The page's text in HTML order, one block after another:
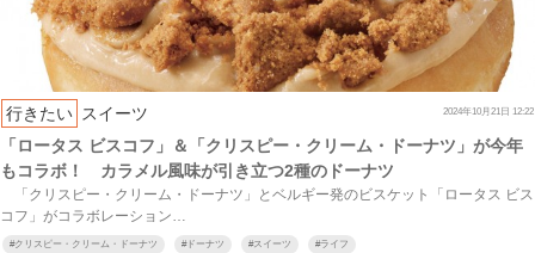
行きたい スイーツ 2024年10月21日 12:22
「ロータス ビスコフ」＆「クリスピー・クリーム・ドーナツ」が今年
もコラボ！ カラメル風味が引き立つ2種のドーナツ
「クリスピー・クリーム・ドーナツ」とベルギー発のビスケット「ロータス ビス
コフ」がコラボレーション…
#クリスピー・クリーム・ドーナツ #ドーナツ #スイーツ #ライフ